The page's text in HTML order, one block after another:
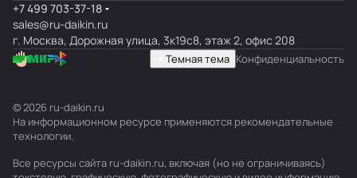
+7 499 703-37-18
sales@ru-daikin.ru
г. Москва, Дорожная улица, 3к19с8, этаж 2, офис 208
Темная тема Конфиденциальность
© 2026 ru-daikin.ru
На информационном ресурсе применяются рекомендательные
технологии.
Все ресурсы сайта ru-daikin.ru, включая (но не ограничиваясь)